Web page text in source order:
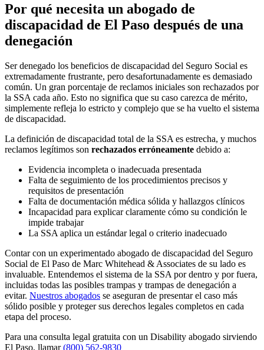
Por qué necesita un abogado de
discapacidad de El Paso después de una
denegación
Ser denegado los beneficios de discapacidad del Seguro Social es
extremadamente frustrante, pero desafortunadamente es demasiado
común. Un gran porcentaje de reclamos iniciales son rechazados por
la SSA cada año. Esto no significa que su caso carezca de mérito,
simplemente refleja lo estricto y complejo que se ha vuelto el sistema
de discapacidad.
La definición de discapacidad total de la SSA es estrecha, y muchos
reclamos legítimos son rechazados erróneamente debido a:
Evidencia incompleta o inadecuada presentada
Falta de seguimiento de los procedimientos precisos y
requisitos de presentación
Falta de documentación médica sólida y hallazgos clínicos
Incapacidad para explicar claramente cómo su condición le
impide trabajar
La SSA aplica un estándar legal o criterio inadecuado
Contar con un experimentado abogado de discapacidad del Seguro
Social de El Paso de Marc Whitehead & Associates de su lado es
invaluable. Entendemos el sistema de la SSA por dentro y por fuera,
incluidas todas las posibles trampas y trampas de denegación a
evitar. Nuestros abogados se aseguran de presentar el caso más
sólido posible y proteger sus derechos legales completos en cada
etapa del proceso.
Para una consulta legal gratuita con un Disability abogado sirviendo
El Paso, llamar(800) 562-9830